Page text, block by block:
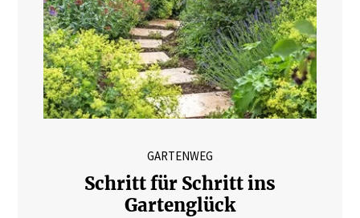
GARTENWEG
Schritt für Schritt ins
Gartenglück